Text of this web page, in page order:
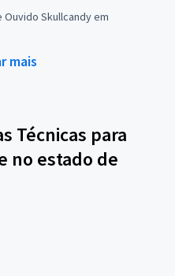
Skullcandy em
mais
Técnicas para
no estado de